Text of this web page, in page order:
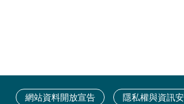
網站資料開放宣告 隱私權與資訊